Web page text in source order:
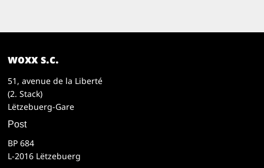
woxx s.c.
51, avenue de la Liberté
(2. Stack)
Lëtzebuerg-Gare
Post
BP 684
L-2016 Lëtzebuerg